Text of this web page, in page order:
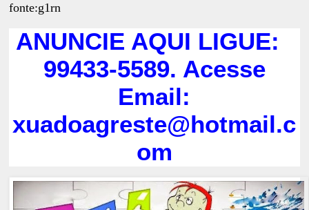
fonte:g1rn
ANUNCIE AQUI LIGUE:
99433-5589. Acesse
Email:
xuadoagreste@hotmail.c
om